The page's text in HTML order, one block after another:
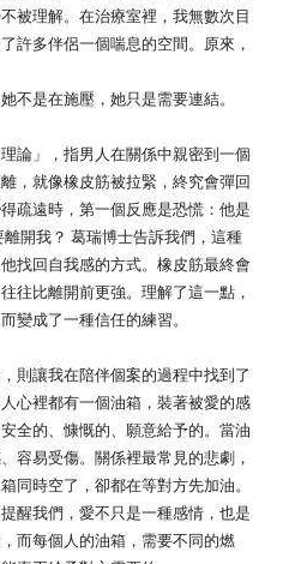
被理解。在治療室裡，我無數次目
許多伴侶一個喘息的空間。原來，
不是在施壓，她只是需要連結。
」，指男人在關係中親密到一個
，就像橡皮筋被拉緊，終究會彈回
疏遠時，第一個反應是恐慌：他是
開我？ 葛瑞博士告訴我們，這種
找回自我感的方式。橡皮筋最終會
往比離開前更強。理解了這一點，
變成了一種信任的練習。
讓我在陪伴個案的過程中找到了
心裡都有一個油箱，裝著被愛的感
全的、慷慨的、願意給予的。當油
容易受傷。關係裡最常見的悲劇，
同時空了，卻都在等對方先加油。
醒我們，愛不只是一種感情，也是
而每個人的油箱，需要不同的燃